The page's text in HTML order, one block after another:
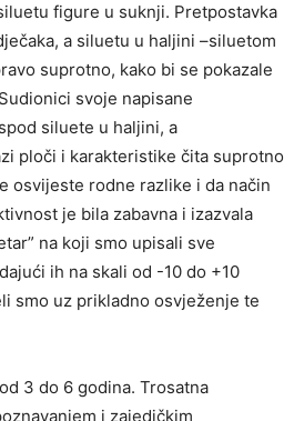
figure u suknji. Pretpostavka
a siluetu u haljini –siluetom
suprotno, kako bi se pokazale
svoje napisane
siluete u haljini, a
ploči i karakteristike čita suprotno
osvijeste rodne razlike i da način
je bila zabavna i izazvala
na koji smo upisali sve
ih na skali od -10 do +10
smo uz prikladno osvježenje te
3 do 6 godina. Trosatna
i zajedičkim